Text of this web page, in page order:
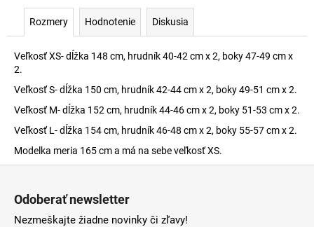
Rozmery Hodnotenie Diskusia
Veľkosť XS- dĺžka 148 cm, hrudník 40-42 cm x 2, boky 47-49 cm x
2.
Veľkosť S- dĺžka 150 cm, hrudník 42-44 cm x 2, boky 49-51 cm x 2.
Veľkosť M- dĺžka 152 cm, hrudník 44-46 cm x 2, boky 51-53 cm x 2.
Veľkosť L- dĺžka 154 cm, hrudník 46-48 cm x 2, boky 55-57 cm x 2.
Modelka meria 165 cm a má na sebe veľkosť XS.
Odoberať newsletter
Nezmeškajte žiadne novinky či zľavy!